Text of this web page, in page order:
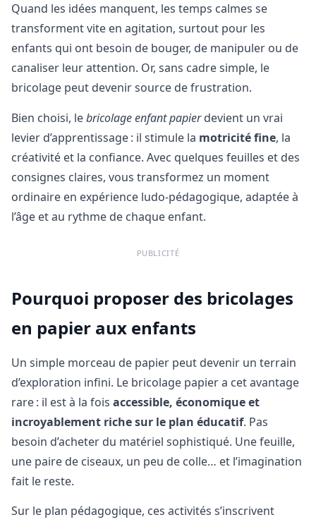
Quand les idées manquent, les temps calmes se
transforment vite en agitation, surtout pour les
enfants qui ont besoin de bouger, de manipuler ou de
canaliser leur attention. Or, sans cadre simple, le
bricolage peut devenir source de frustration.
Bien choisi, lebricolage enfant papierdevient un vrai
levier d’apprentissage : il stimule la motricité fine, la
créativité et la confiance. Avec quelques feuilles et des
consignes claires, vous transformez un moment
ordinaire en expérience ludo‑pédagogique, adaptée à
l’âge et au rythme de chaque enfant.
PUBLICITÉ
Pourquoi proposer des bricolages
en papier aux enfants
Un simple morceau de papier peut devenir un terrain
d’exploration infini. Le bricolage papier a cet avantage
rare : il est à la fois accessible, économique et
incroyablement riche sur le plan éducatif. Pas
besoin d’acheter du matériel sophistiqué. Une feuille,
une paire de ciseaux, un peu de colle… et l’imagination
fait le reste.
Sur le plan pédagogique, ces activités s’inscrivent